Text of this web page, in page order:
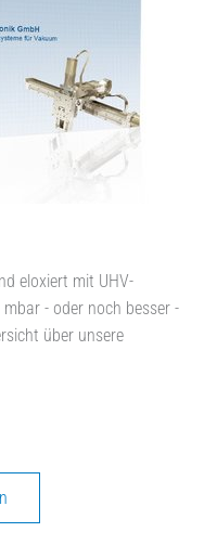
eloxiert mit UHV-
- oder noch besser -
über unsere